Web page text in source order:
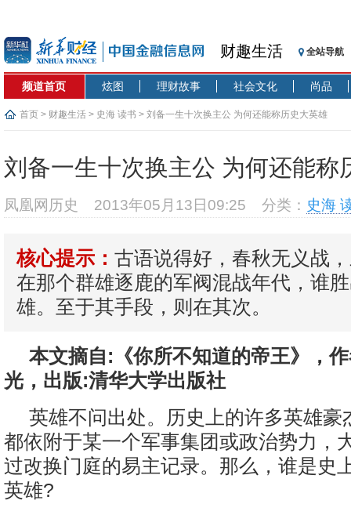
财趣生活 全站导航
频道首页 炫图 理财故事 社会文化 尚品
首页 > 财趣生活 > 史海 读书 > 刘备一生十次换主公 为何还能称历史大英雄
刘备一生十次换主公 为何还能称
凤凰网历史 2013年05月13日09:25 分类： 史海
核心提示： 古语说得好，春秋无义战
在那个群雄逐鹿的军阀混战年代，谁
雄。至于其手段，则在其次。
本文摘自:《你所不知道的帝王》，
光，出版:清华大学出版社
英雄不问出处。历史上的许多英雄豪
都依附于某一个军事集团或政治势力，
过改换门庭的易主记录。那么，谁是史
英雄?